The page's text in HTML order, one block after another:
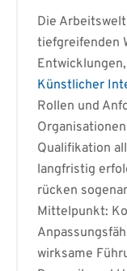
Die
tiefgreifenden
Künstlicher
Rollen und
Qualifikation
langfristig
rücken
Mittelpunkt:
wirksame